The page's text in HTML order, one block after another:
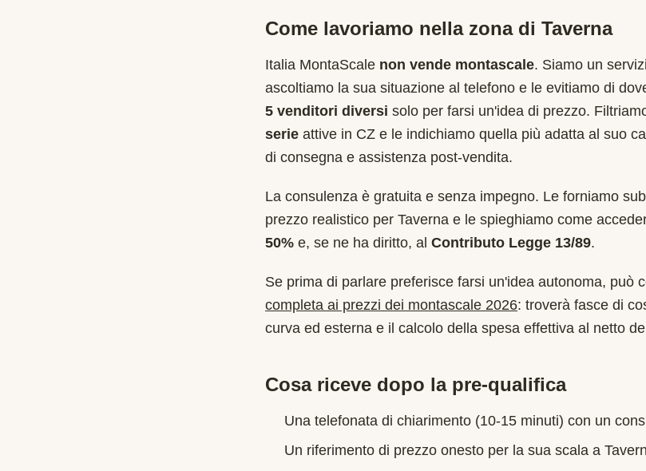
Come lavoriamo nella zona di Taverna
Italia MontaScale non vende montascale. Siamo un
ascoltiamo la sua situazione al telefono e le evitiamo di
5 venditori diversi solo per farsi un'idea di prezzo.
serie attive in CZ e le indichiamo quella più adatta al suo
di consegna e assistenza post-vendita.
La consulenza è gratuita e senza impegno. Le forniamo
prezzo realistico per Taverna e le spieghiamo come
50% e, se ne ha diritto, al Contributo Legge 13/89.
Se prima di parlare preferisce farsi un'idea autonoma, può
completa ai prezzi dei montascale 2026: troverà fasce di
curva ed esterna e il calcolo della spesa effettiva al netto
Cosa riceve dopo la pre-qualifica
Una telefonata di chiarimento (10-15 minuti) con un
Un riferimento di prezzo onesto per la sua scala a